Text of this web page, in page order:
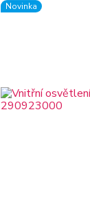
Novinka